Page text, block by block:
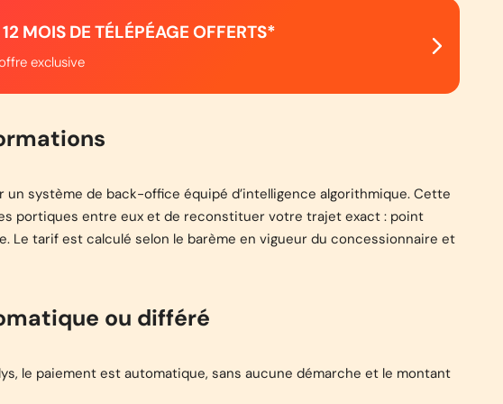
MOIS DE TÉLÉPÉAGE OFFERTS*
exclusive
système de back-office équipé d’intelligence algorithmique. Cette
portiques entre eux et de reconstituer votre trajet exact : point
Le tarif est calculé selon le barème en vigueur du concessionnaire et
ou différé
le paiement est automatique, sans aucune démarche et le montant